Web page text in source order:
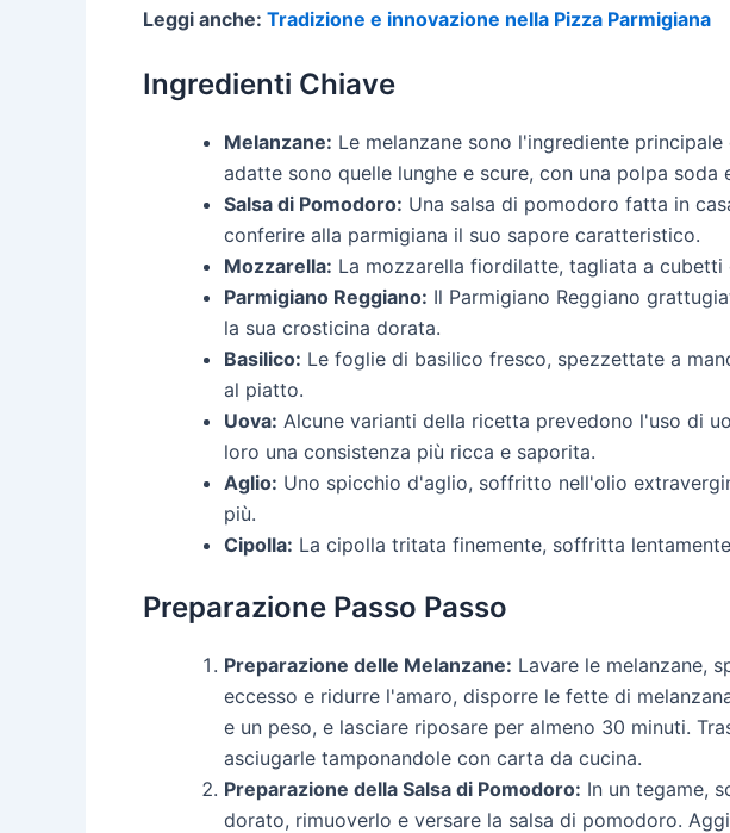
Leggi anche: Tradizione e innovazione nella Pizza Parmigiana
Ingredienti Chiave
Melanzane: Le melanzane sono l'ingrediente
adatte sono quelle lunghe e scure, con una polpa soda
Salsa di Pomodoro: Una salsa di pomodoro fatta in
conferire alla parmigiana il suo sapore caratteristico.
Mozzarella: La mozzarella fiordilatte, tagliata a
Parmigiano Reggiano: Il Parmigiano Reggiano
la sua crosticina dorata.
Basilico: Le foglie di basilico fresco, spezzettate a
al piatto.
Uova: Alcune varianti della ricetta prevedono l'uso di
loro una consistenza più ricca e saporita.
Aglio: Uno spicchio d'aglio, soffritto nell'olio
più.
Cipolla: La cipolla tritata finemente, soffritta
Preparazione Passo Passo
Preparazione delle Melanzane: Lavare le melanzane,
eccesso e ridurre l'amaro, disporre le fette di
e un peso, e lasciare riposare per almeno 30 minuti.
asciugarle tamponandole con carta da cucina.
Preparazione della Salsa di Pomodoro: In un tegame,
dorato, rimuoverlo e versare la salsa di pomodoro.